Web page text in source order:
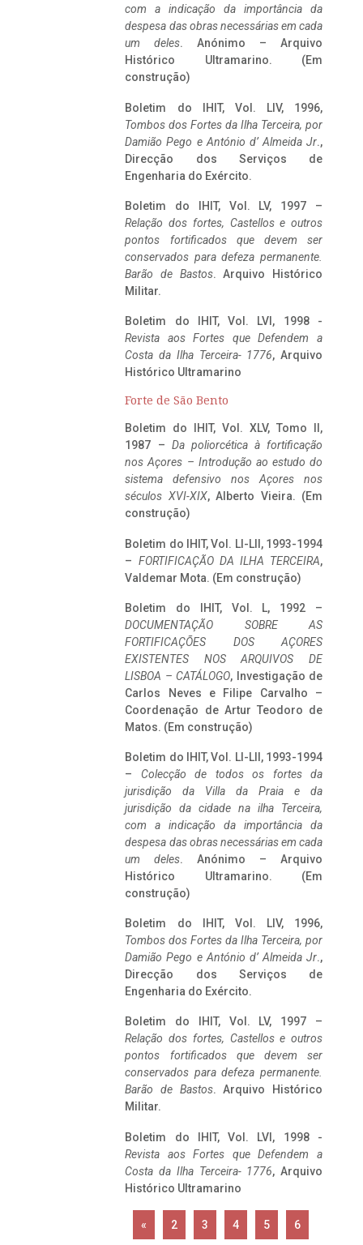
com a indicação da importância da
despesa das obras necessárias em cada
um deles. Anónimo – Arquivo
Histórico Ultramarino. (Em
construção)
Boletim do IHIT, Vol. LIV, 1996,
Tombos dos Fortes da Ilha Terceira, por
Damião Pego e António d’ Almeida Jr.,
Direcção dos Serviços de
Engenharia do Exército.
Boletim do IHIT, Vol. LV, 1997 –
Relação dos fortes, Castellos e outros
pontos fortificados que devem ser
conservados para defeza permanente.
Barão de Bastos. Arquivo Histórico
Militar.
Boletim do IHIT, Vol. LVI, 1998 -
Revista aos Fortes que Defendem a
Costa da Ilha Terceira- 1776, Arquivo
Histórico Ultramarino
Forte de São Bento
Boletim do IHIT, Vol. XLV, Tomo II,
1987 – Da poliorcética à fortificação
nos Açores – Introdução ao estudo do
sistema defensivo nos Açores nos
séculos XVI-XIX, Alberto Vieira. (Em
construção)
Boletim do IHIT, Vol. LI-LII, 1993-1994
– FORTIFICAÇÃO DA ILHA TERCEIRA,
Valdemar Mota. (Em construção)
Boletim do IHIT, Vol. L, 1992 –
DOCUMENTAÇÃO SOBRE AS
FORTIFICAÇÕES DOS AÇORES
EXISTENTES NOS ARQUIVOS DE
LISBOA – CATÁLOGO, Investigação de
Carlos Neves e Filipe Carvalho –
Coordenação de Artur Teodoro de
Matos. (Em construção)
Boletim do IHIT, Vol. LI-LII, 1993-1994
– Colecção de todos os fortes da
jurisdição da Villa da Praia e da
jurisdição da cidade na ilha Terceira,
com a indicação da importância da
despesa das obras necessárias em cada
um deles. Anónimo – Arquivo
Histórico Ultramarino. (Em
construção)
Boletim do IHIT, Vol. LIV, 1996,
Tombos dos Fortes da Ilha Terceira, por
Damião Pego e António d’ Almeida Jr.,
Direcção dos Serviços de
Engenharia do Exército.
Boletim do IHIT, Vol. LV, 1997 –
Relação dos fortes, Castellos e outros
pontos fortificados que devem ser
conservados para defeza permanente.
Barão de Bastos. Arquivo Histórico
Militar.
Boletim do IHIT, Vol. LVI, 1998 -
Revista aos Fortes que Defendem a
Costa da Ilha Terceira- 1776, Arquivo
Histórico Ultramarino
« 2 3 4 5 6